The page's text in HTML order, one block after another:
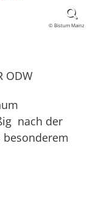
© Bistum Mainz
ODW
nach der
besonderem